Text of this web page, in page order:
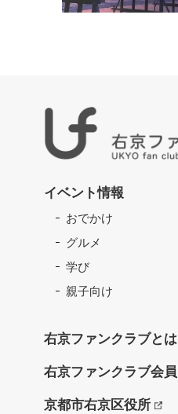
京
フ
と
イベント情報
おでかけ
グルメ
学び
親子向け
右京ファンクラブとは
右京ファンクラブ会員
京都市右京区役所